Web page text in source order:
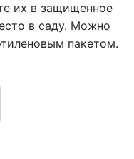
их в защищенное
в саду. Можно
пакетом.